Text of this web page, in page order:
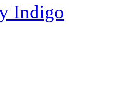
Indigo